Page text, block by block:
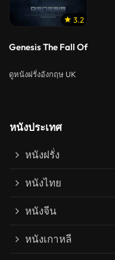
3.2
Genesis The Fall Of Eden
ดูหนังฝรั่งอังกฤษ UK
หนังประเทศ
หนังฝรั่ง
หนังไทย
หนังจีน
หนังเกาหลี